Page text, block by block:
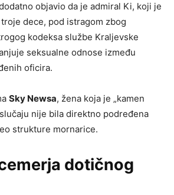
objavio da je admiral Ki, koji je
dece, pod istragom zbog
kodeksa službe Kraljevske
seksualne odnose između
oficira.
Sky Newsa, žena koja je „kamen
nije bila direktno podređena
strukture mornarice.
dotičnog